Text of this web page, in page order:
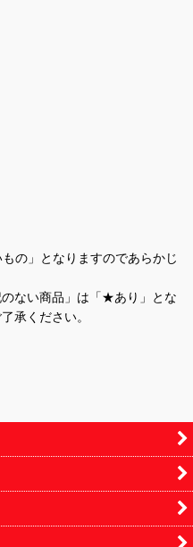
の」となりますのであらかじ
ない商品」は「★あり」とな
承ください。